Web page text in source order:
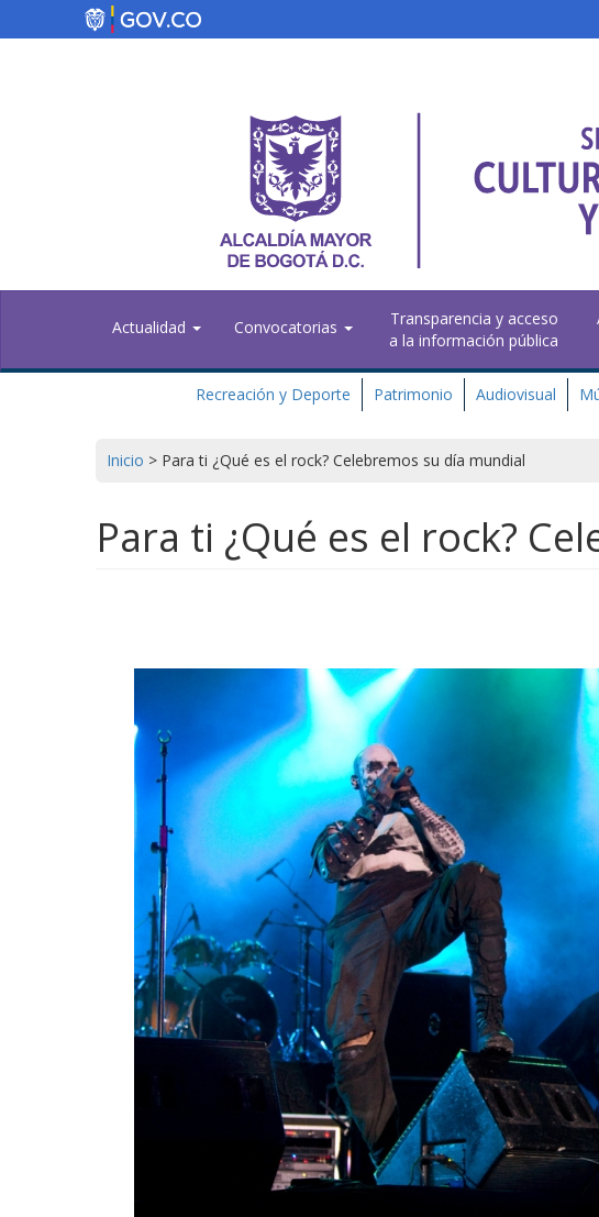
Actualidad Convocatorias
Transparencia y acceso
a la información pública
Recreación y Deporte Patrimonio Audiovisual
Inicio > Para ti ¿Qué es el rock? Celebremos su día mundial
Para ti ¿Qué es el rock?